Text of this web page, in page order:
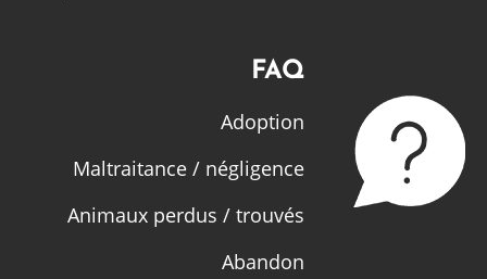
FAQ
Adoption
Maltraitance / négligence
Animaux perdus / trouvés
Abandon